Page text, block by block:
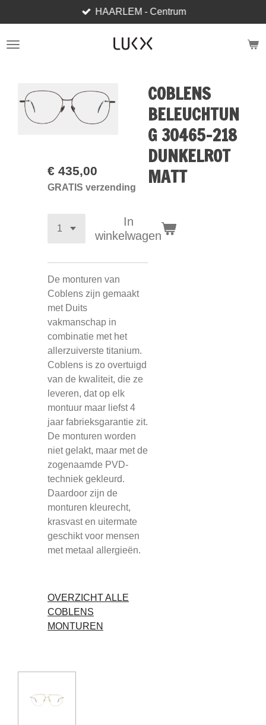
direct
naar
HAARLEM - Centrum
COBLENS
BELEUCHTUN
G 30465-218
DUNKELROT
MATT
€ 435,00
GRATIS verzending
In
winkelwagen
De monturen van
Coblens zijn gemaakt
met Duits
vakmanschap in
combinatie met het
allerzuiverste titanium.
Coblens is zo overtuigd
van de kwaliteit, die ze
leveren, dat op elk
montuur maar liefst 4
jaar fabrieksgarantie zit.
De monturen worden
niet gelakt, maar met de
zogenaamde PVD-
techniek gekleurd.
Daardoor zijn de
monturen kleurecht,
krasvast en uitermate
geschikt voor mensen
met metaal allergieën.
OVERZICHT ALLE
COBLENS
MONTUREN